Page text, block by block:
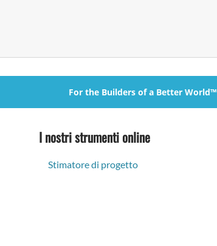
For the Builders of a Better World™
I nostri strumenti online
Stimatore di progetto